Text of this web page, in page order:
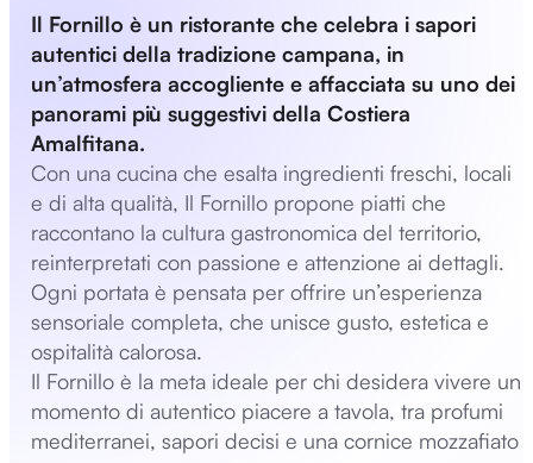
Il Fornillo è un ristorante che celebra i sapori
autentici della tradizione campana, in
un’atmosfera accogliente e affacciata su uno dei
panorami più suggestivi della Costiera
Amalfitana.
Con una cucina che esalta ingredienti freschi, locali
e di alta qualità, Il Fornillo propone piatti che
raccontano la cultura gastronomica del territorio,
reinterpretati con passione e attenzione ai dettagli.
Ogni portata è pensata per offrire un’esperienza
sensoriale completa, che unisce gusto, estetica e
ospitalità calorosa.
Il Fornillo è la meta ideale per chi desidera vivere un
momento di autentico piacere a tavola, tra profumi
mediterranei, sapori decisi e una cornice mozzafiato